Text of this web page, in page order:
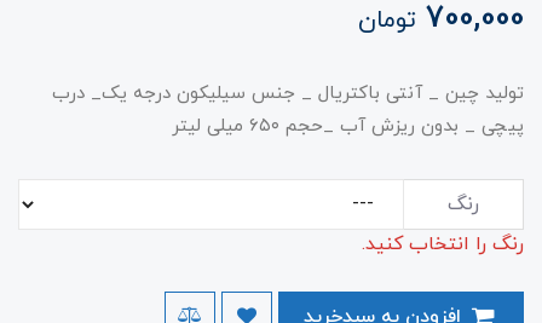
700,000 تومان
تولید چین _ آنتی باکتریال _ جنس سیلیکون درجه یک_ درب
پیچی _ بدون ریزش آب _حجم ۶۵۰ میلی لیتر
رنگ
رنگ را انتخاب کنید.